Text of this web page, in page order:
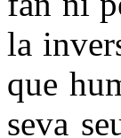
la
que
seva